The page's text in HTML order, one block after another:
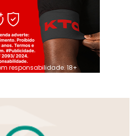
responsabilidade. 18+